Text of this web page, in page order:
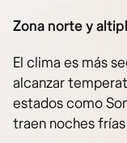
Zona norte y
El clima es más
alcanzar
estados como
traen noches frías